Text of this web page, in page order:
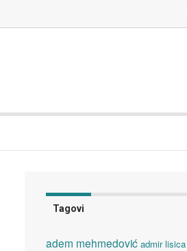
Tagovi
adem mehmedović admir lisica